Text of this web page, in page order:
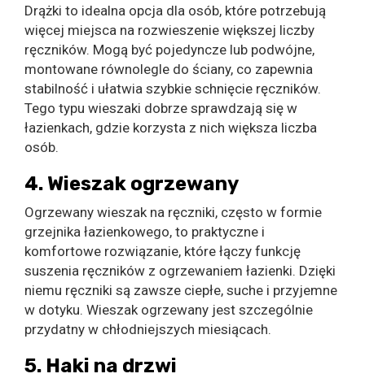
Drążki to idealna opcja dla osób, które potrzebują
więcej miejsca na rozwieszenie większej liczby
ręczników. Mogą być pojedyncze lub podwójne,
montowane równolegle do ściany, co zapewnia
stabilność i ułatwia szybkie schnięcie ręczników.
Tego typu wieszaki dobrze sprawdzają się w
łazienkach, gdzie korzysta z nich większa liczba
osób.
4. Wieszak ogrzewany
Ogrzewany wieszak na ręczniki, często w formie
grzejnika łazienkowego, to praktyczne i
komfortowe rozwiązanie, które łączy funkcję
suszenia ręczników z ogrzewaniem łazienki. Dzięki
niemu ręczniki są zawsze ciepłe, suche i przyjemne
w dotyku. Wieszak ogrzewany jest szczególnie
przydatny w chłodniejszych miesiącach.
5. Haki na drzwi